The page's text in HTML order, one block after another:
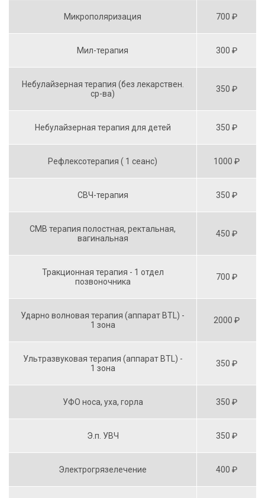
Микрополяризация 700 ₽
Мил-терапия 300 ₽
Небулайзерная терапия (без лекарствен.
ср-ва)
350 ₽
Небулайзерная терапия для детей 350 ₽
Рефлексотерапия ( 1 сеанс) 1000 ₽
СВЧ-терапия 350 ₽
СМВ терапия полостная, ректальная,
вагинальная
450 ₽
Тракционная терапия - 1 отдел
позвоночника
700 ₽
Ударно волновая терапия (аппарат BTL) -
1 зона
2000 ₽
Ультразвуковая терапия (аппарат BTL) -
1 зона
350 ₽
УФО носа, уха, горла 350 ₽
Э.п. УВЧ 350 ₽
Электрогрязелечение 400 ₽